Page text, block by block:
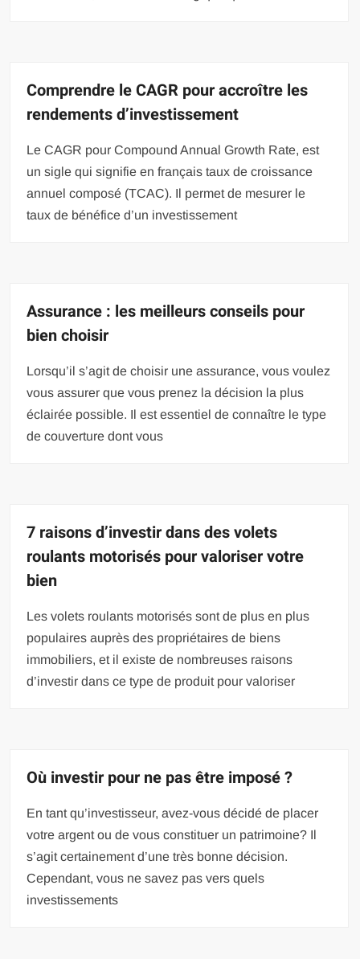
Comprendre le CAGR pour accroître les
rendements d’investissement
Le CAGR pour Compound Annual Growth Rate, est
un sigle qui signifie en français taux de croissance
annuel composé (TCAC). Il permet de mesurer le
taux de bénéfice d’un investissement
Assurance : les meilleurs conseils pour
bien choisir
Lorsqu’il s’agit de choisir une assurance, vous voulez
vous assurer que vous prenez la décision la plus
éclairée possible. Il est essentiel de connaître le type
de couverture dont vous
7 raisons d’investir dans des volets
roulants motorisés pour valoriser votre
bien
Les volets roulants motorisés sont de plus en plus
populaires auprès des propriétaires de biens
immobiliers, et il existe de nombreuses raisons
d’investir dans ce type de produit pour valoriser
Où investir pour ne pas être imposé ?
En tant qu’investisseur, avez-vous décidé de placer
votre argent ou de vous constituer un patrimoine? Il
s’agit certainement d’une très bonne décision.
Cependant, vous ne savez pas vers quels
investissements